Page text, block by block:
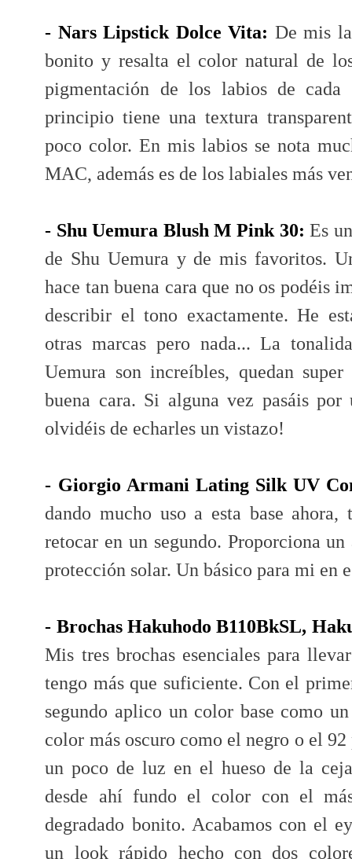
- Nars Lipstick Dolce Vita: De mis
bonito y resalta el color natural de
pigmentación de los labios de
principio tiene una textura
poco color. En mis labios se nota
MAC, además es de los labiales más
- Shu Uemura Blush M Pink 30: Es
de Shu Uemura y de mis favoritos.
hace tan buena cara que no os podéis
describir el tono exactamente. He
otras marcas pero nada... La
Uemura son increíbles, quedan
buena cara. Si alguna vez pasáis
olvidéis de echarles un vistazo!
- Giorgio Armani Lating Silk UV
dando mucho uso a esta base
retocar en un segundo. Proporciona
protección solar. Un básico para mi en
- Brochas Hakuhodo B110BkSL,
Mis tres brochas esenciales para
tengo más que suficiente. Con el
segundo aplico un color base como
color más oscuro como el negro o el
un poco de luz en el hueso de la
desde ahí fundo el color con el
degradado bonito. Acabamos con el
un look rápido hecho con dos